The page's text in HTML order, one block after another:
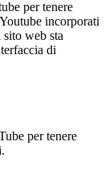
per tenere
incorporati
web sta
di
per tenere